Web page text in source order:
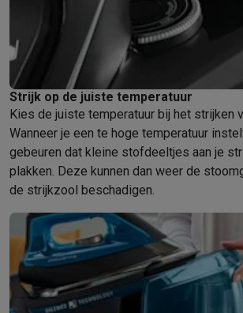
Alle soldendeals Solden op groot
Acties
Deals van het momentPromoties
Daarom Krëfel Gratis levering Laagste
Installatie aan huis Groot elektro installatie
BetalingsmogelijkhedenGift card
KlantenserviceHerstelling van je toestel
Groot elektro & inbouwVind jouw ideale
Klein elektroBeauty & gezondheid
Beeld & Geluid Kies jouw ideale TVEen
Sport & OntspanningHoe kies je een
Outlet
Outlet
Alle outlet deals Outlet multimedia &
Strijk op de juiste temperatuur
Kies de juiste temperatuur bij het strijken
Wanneer je een te hoge temperatuur
gebeuren dat kleine stofdeeltjes aan je
plakken. Deze kunnen dan weer de
de strijkzool beschadigen.